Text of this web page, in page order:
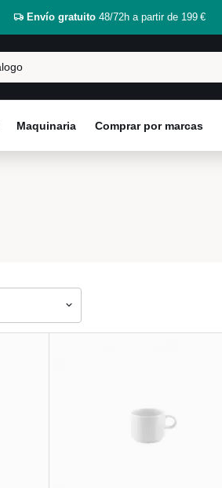
Envío gratuito48/72h a partir de 199 €
Maquinaria Comprar por marcas